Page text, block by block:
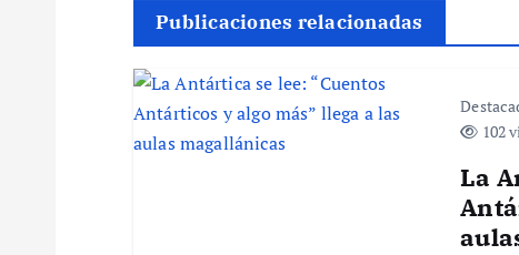
Publicaciones relacionadas
102
La